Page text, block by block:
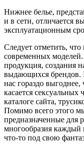
Нижнее белье,
и в сети, отличается
эксплуатационным
Следует отметить,
современных
продукция, создания
выдающихся брендов.
нас гораздо
касается
каталоге сайта,
Помимо всего этого
предназначенные для
многообразия каждый
что-то под свою